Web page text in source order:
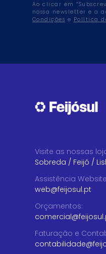
Ao clicar em
nossa newsletter e a
Condições e Política
Visite as nossas
Sobreda / Feijó /
Assistência
web@feijosul.pt
Orçamentos:
Faturação e